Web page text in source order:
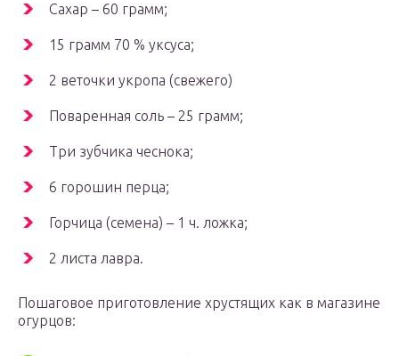
Сахар – 60 грамм;
15 грамм 70 % уксуса;
2 веточки укропа (свежего)
Поваренная соль – 25 грамм;
Три зубчика чеснока;
6 горошин перца;
Горчица (семена) – 1 ч. ложка;
2 листа лавра.
Пошаговое приготовление хрустящих как в магазине
огурцов: